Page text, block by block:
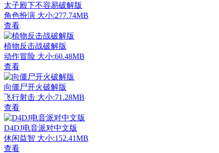
太子殿下不容易破解版
角色扮演 大小:277.74MB
查看
植物反击战破解版
动作冒险 大小:60.48MB
查看
向僵尸开火破解版
飞行射击 大小:71.28MB
查看
D4DJ电音派对中文版
休闲益智 大小:152.41MB
查看